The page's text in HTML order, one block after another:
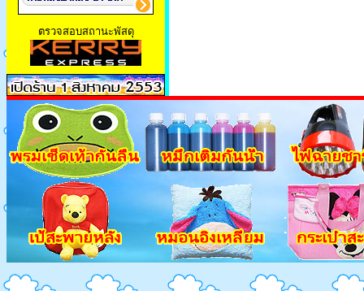
ตรวจสอบสถานะพัสดุ